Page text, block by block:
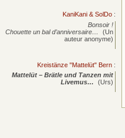
KaniKani & SolDo :
Bonsoir !
Chouette un bal d’anniversaire…
(Un
auteur anonyme)
Kreistänze "Mattelüt" Bern :
Mattelüt – Brätle und Tanzen mit
Livemus…
(Urs)